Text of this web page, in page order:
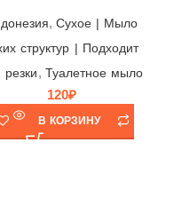
, Cухое | Мыло
структур | Подходит
резки, Туалетное мыло
120₽
В КОРЗИНУ